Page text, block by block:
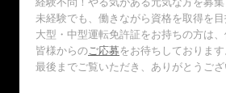
未経験でも、働きながら資格を取得を
大型・中型運転免許証をお持ちの方は
皆様からの ご応募をお待ちしておりま
最後までご覧いただき、ありがとうご